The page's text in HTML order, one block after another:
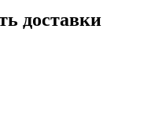
доставки